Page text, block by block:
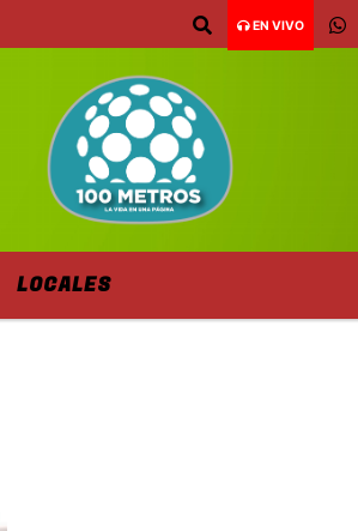
EN VIVO
LOCALES